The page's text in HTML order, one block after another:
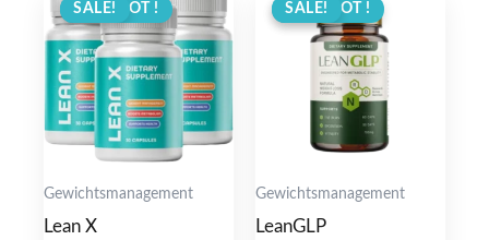
ANGEBOT !
SALE!
Gewichtsmanagement
Lean X
ANGEBOT !
SALE!
Gewichtsmanagement
LeanGLP